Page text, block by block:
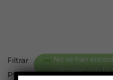
+34 93 241 22 21
Filtrar
por:
No se han
coincidan con tu